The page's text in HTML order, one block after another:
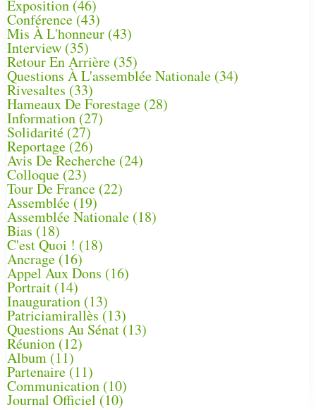
Exposition (46)
Conférence(43)
Mis À L'honneur (43)
Interview (35)
Retour En Arrière (35)
Questions À L'assemblée Nationale (34)
Rivesaltes (33)
Hameaux De Forestage (28)
Information (27)
Solidarité (27)
Reportage(26)
Avis De Recherche (24)
Colloque (23)
Tour De France (22)
Assemblée (19)
Assemblée Nationale (18)
Bias (18)
C'est Quoi ! (18)
Ancrage (16)
Appel Aux Dons (16)
Portrait (14)
Inauguration (13)
Patriciamirallès (13)
Questions Au Sénat(13)
Réunion (12)
Album (11)
Partenaire(11)
Communication (10)
Journal Officiel (10)